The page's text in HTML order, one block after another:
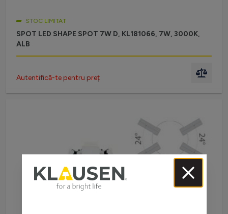
STOC LIMITAT
SPOT LED SHAPE SPOT 7W D, KL181066, 7W, 3000K,
ALB
Autentifică-te pentru preț